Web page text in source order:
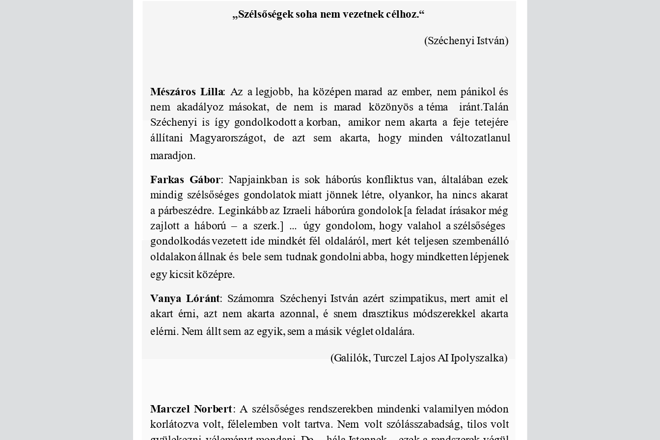
„Szélsőségek soha nem vezetnek célhoz.“
(Széchenyi István)
Mészáros Lilla: Az a legjobb, ha középen marad az ember, nem pánikol és
nem akadályoz másokat, de nem is marad közönyös a téma iránt.Talán
Széchenyi is így gondolkodotta korban, amikor nem akarta a feje tetejére
állítani Magyarországot, de azt sem akarta, hogy minden változatlanul
maradjon.
Farkas Gábor: Napjainkban is sok háborús konfliktus van, általában ezek
mindig szélsőséges gondolatokmiatt jönnek létre, olyankor, ha nincs akarat
a párbeszédre. Leginkábbaz Izraeli háborúra gondolok[a feladat írásakor még
zajlott a háború – a szerk.] ... úgy gondolom, hogy valahol a szélsőséges
gondolkodásvezetett ide mindkét fél oldaláról, mert két teljesen szembenálló
oldalakonállnakés bele sem tudnakgondolniabba, hogymindkettenlépjenek
egykicsitközépre.
Vanya Lóránt: Számomra Széchenyi István azért szimpatikus, mert amit el
akart érni, azt nem akarta azonnal, é snem drasztikus módszerekkel akarta
elérni.Nem álltsem az egyik,sem a másik végletoldalára.
(Galilók, Turczel Lajos AI Ipolyszalka)
Marczel Norbert: A szélsőséges rendszerekben mindenki valamilyen módon
korlátozva volt, félelemben volt tartva. Nem volt szólásszabadság, tilos volt